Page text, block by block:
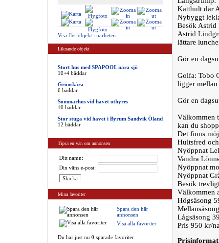
Visa fler objekt i närheten
Liknande objekt
Stort hus med SPAPOOL nära sjö
10+4 bäddar
Grönskåra
6 bäddar
Sommarhus vid havet uthyres
10 bäddar
Stor stuga vid havet i Byrum Sandvik Öland
12 bäddar
Tipsa en vän om annonsen
Ditt namn:
Din väns e-post:
Mina favoriter
Spara den här
annonsen
Visa alla favoriter
Du har just nu 0 sparade favoriter.
Katthult där
Nybyggt
Besök Astrid
Astrid
lättare
Gör en
Golfa: Tobo
ligger
Gör en
Välkommen
kan du
Det finns
Hultsfred
Nyöppnat
Vandra
Nyöppnat
Nyöppnat
Besök
Välkommen
Högsäsong
Lågsäsong
Pris 950 kr/